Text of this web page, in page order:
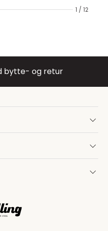
1 / 12
bytte- og retur